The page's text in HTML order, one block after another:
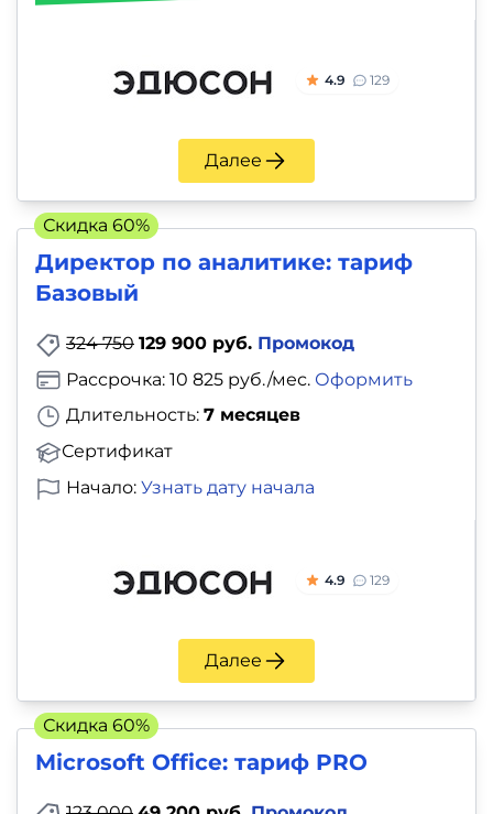
4.9 129
Далее
Директор по аналитике: тариф
Базовый
324 750 129 900 руб. Промокод
Длительность: 7 месяцев
Сертификат
Рассрочка: 10 825 руб./мес. Оформить
Начало: Узнать дату начала
4.9 129
Далее
Скидка 60%
Microsoft Office: тариф PRO
Скидка 60%